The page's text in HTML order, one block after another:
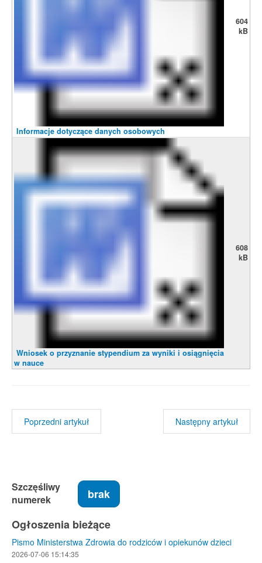
Informacje dotyczące danych osobowych
604
kB
Wniosek o przyznanie stypendium za wyniki i osiągnięcia
w nauce
608
kB
Poprzedni artykuł Następny artykuł
Szczęśliwy
numerek
brak
Ogłoszenia bieżące
Pismo Ministerstwa Zdrowia do rodziców i opiekunów dzieci
2026-07-06 15:14:35